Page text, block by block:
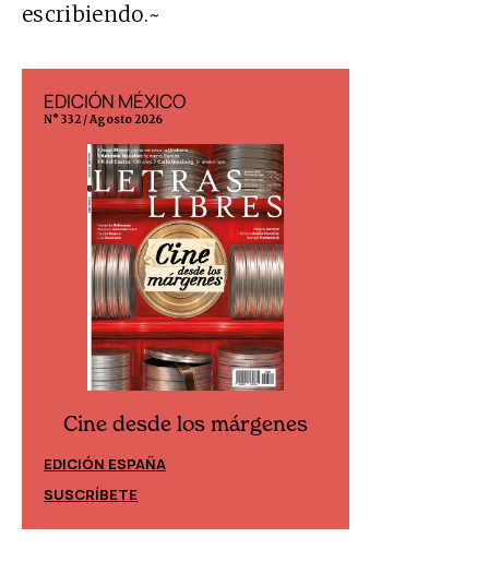
escribiendo.~
EDICIÓN MÉXICO
N° 332 / Agosto 2026
Cine desde los márgenes
EDICIÓN ESPAÑA
SUSCRÍBETE